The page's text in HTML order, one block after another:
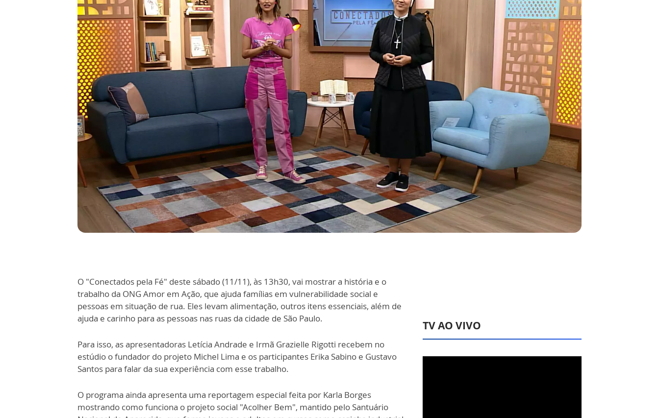
O "Conectados pela Fé" deste sábado (11/11), às 13h30, vai mostrar a história e o
trabalho da ONG Amor em Ação, que ajuda famílias em vulnerabilidade social e
pessoas em situação de rua. Eles levam alimentação, outros itens essenciais, além de
ajuda e carinho para as pessoas nas ruas da cidade de São Paulo.
Para isso, as apresentadoras Letícia Andrade e Irmã Grazielle Rigotti recebem no
estúdio o fundador do projeto Michel Lima e os participantes Erika Sabino e Gustavo
Santos para falar da sua experiência com esse trabalho.
O programa ainda apresenta uma reportagem especial feita por Karla Borges
mostrando como funciona o projeto social "Acolher Bem", mantido pelo Santuário
TV AO VIVO